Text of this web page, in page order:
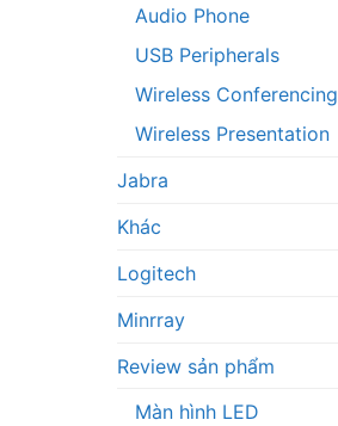
Audio Phone
USB Peripherals
Wireless Conferencing
Wireless Presentation
Jabra
Khác
Logitech
Minrray
Review sản phẩm
Màn hình LED